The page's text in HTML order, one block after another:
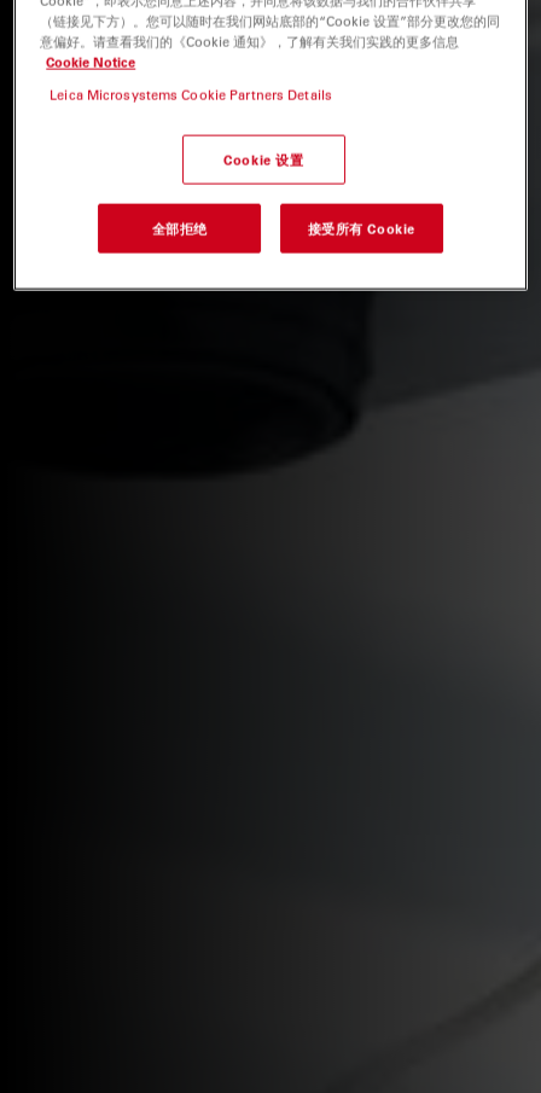
（链接见下方）。您可以随时在我们网站底部的“Cookie 设置”部分更改您的同
意偏好。请查看我们的《Cookie 通知》，了解有关我们实践的更多信息
Cookie Notice
Leica Microsystems Cookie Partners Details
Cookie 设置
全部拒绝 接受所有 Cookie